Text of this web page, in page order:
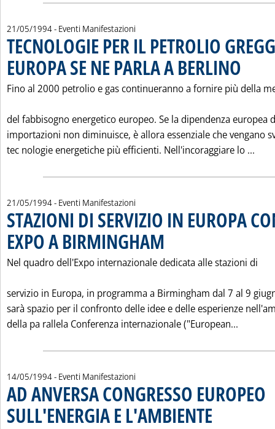
21/05/1994- Eventi Manifestazioni
TECNOLOGIE PER IL PETROLIO
EUROPA SE NE PARLA A BERLINO
Fino al 2000 petrolio e gas continueranno a fornire più della
del fabbisogno energetico europeo. Se la dipendenza europea
importazioni non diminuisce, è allora essenziale che vengano
tec nologie energetiche più efficienti. Nell'incoraggiare lo ...
21/05/1994- Eventi Manifestazioni
STAZIONI DI SERVIZIO IN EUROPA
EXPO A BIRMINGHAM
Nel quadro dell'Expo internazionale dedicata alle stazioni di
servizio in Europa, in programma a Birmingham dal 7 al 9
sarà spazio per il confronto delle idee e delle esperienze
della pa rallela Conferenza internazionale ("European...
14/05/1994- Eventi Manifestazioni
AD ANVERSA CONGRESSO EUROPEO
SULL'ENERGIA E L'AMBIENTE